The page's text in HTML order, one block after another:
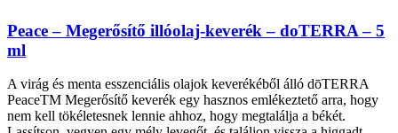
Peace – Megerősítő illóolaj-keverék – doTERRA – 5
ml
A virág és menta esszenciális olajok keverékéből álló dōTERRA
PeaceTM Megerősítő keverék egy hasznos emlékeztető arra, hogy
nem kell tökéletesnek lennie ahhoz, hogy megtalálja a békét.